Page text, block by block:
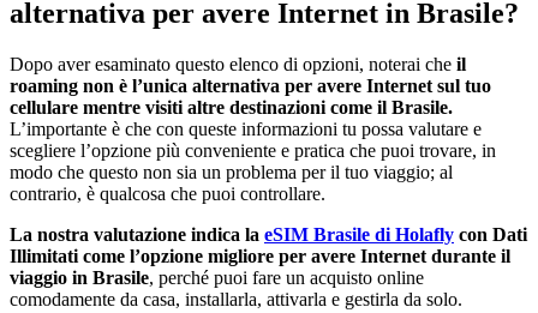
alternativa per avere Internet in Brasile?
Dopo aver esaminato questo elenco di opzioni, noterai che il
roaming non è l’unica alternativa per avere Internet sul tuo
cellulare mentre visiti altre destinazioni come il Brasile.
L’importante è che con queste informazioni tu possa valutare e
scegliere l’opzione più conveniente e pratica che puoi trovare, in
modo che questo non sia un problema per il tuo viaggio; al
contrario, è qualcosa che puoi controllare.
La nostra valutazione indica la eSIM Brasile di Holafly con Dati
Illimitati come l’opzione migliore per avere Internet durante il
viaggio in Brasile, perché puoi fare un acquisto online
comodamente da casa, installarla, attivarla e gestirla da solo.